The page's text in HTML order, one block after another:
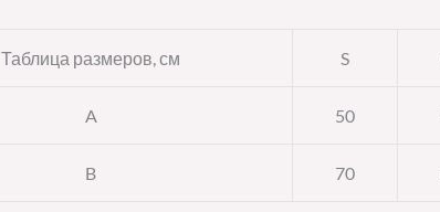
Таблица размеров, см S
A 50
B 70